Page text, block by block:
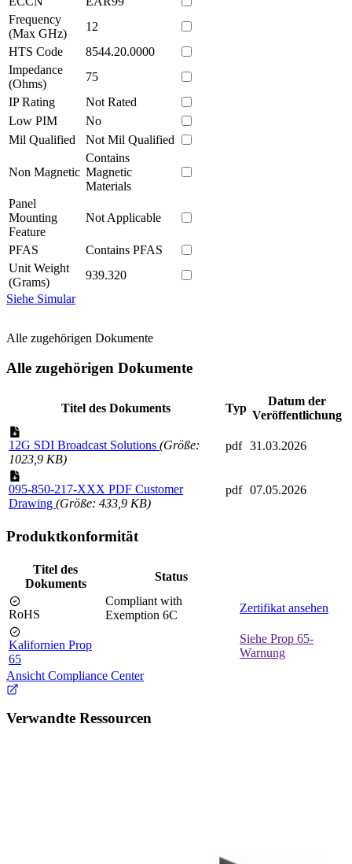
Frequency
(Max GHz)
12
HTS Code
8544.20.0000
Impedance
(Ohms)
75
IP Rating
Not Rated
Low PIM
No
Mil Qualified
Not Mil Qualified
Non Magnetic
Contains
Magnetic
Materials
Panel
Mounting
Feature
Not Applicable
PFAS
Contains PFAS
Unit Weight
(Grams)
939.320
Siehe Simular
Alle zugehörigen Dokumente
Alle zugehörigen Dokumente
Titel des Dokuments Typ
Datum der
Veröffentlichung
12G SDI Broadcast Solutions (Größe:
1023,9 KB)
pdf 31.03.2026
095-850-217-XXX PDF Customer
Drawing (Größe: 433,9 KB)
pdf 07.05.2026
Produktkonformität
Titel des
Dokuments
Status
RoHS
Compliant with
Exemption 6C
Zertifikat ansehen
Kalifornien Prop
65
Siehe Prop 65-
Warnung
Ansicht Compliance Center
Verwandte Ressourcen